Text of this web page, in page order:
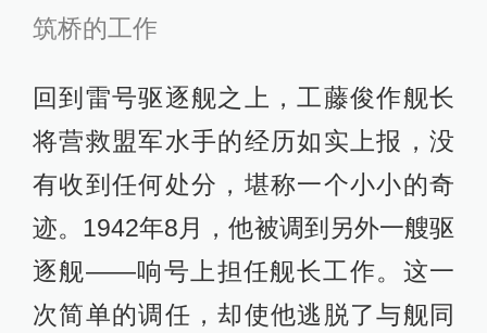
筑桥的工作
回到雷号驱逐舰之上，工藤俊作舰长
将营救盟军水手的经历如实上报，没
有收到任何处分，堪称一个小小的奇
迹。1942年8月，他被调到另外一艘驱
逐舰——响号上担任舰长工作。这一
次简单的调任，却使他逃脱了与舰同